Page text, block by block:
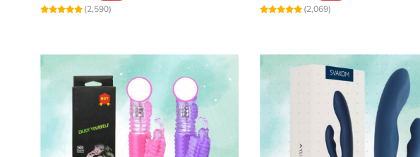
(2,590)
(2,069)